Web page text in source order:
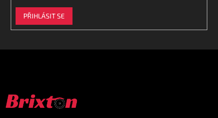
PŘIHLÁSIT SE